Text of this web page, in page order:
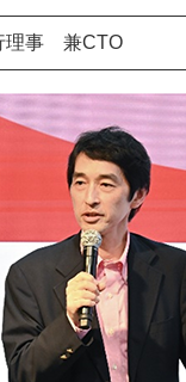
理事 兼CTO